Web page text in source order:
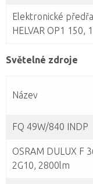
Elektronické
HELVAR OP1 150,
Světelné zdroje
Název
FQ 49W/840 INDP
OSRAM DULUX F
2G10, 2800lm